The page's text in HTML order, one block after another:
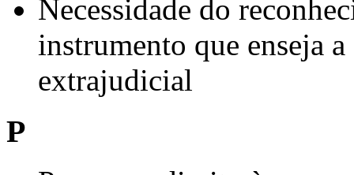
Necessidade do
instrumento que enseja
extrajudicial
P